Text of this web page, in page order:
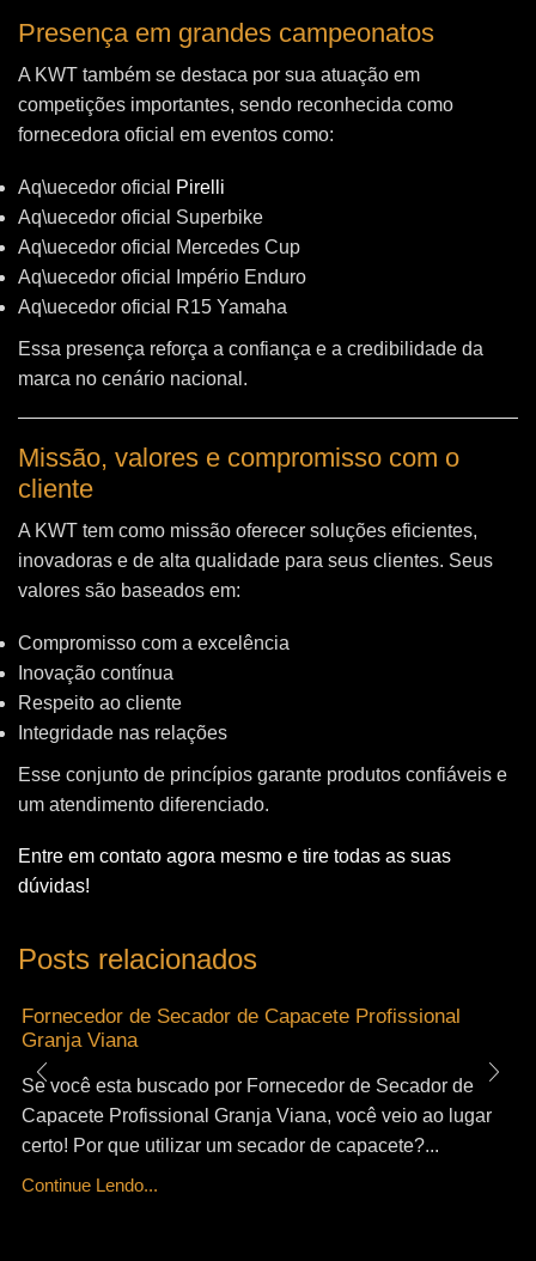
Presença em grandes campeonatos
A KWT também se destaca por sua atuação em
competições importantes, sendo reconhecida como
fornecedora oficial em eventos como:
Aq\uecedor oficial
Pirelli
Aq\uecedor oficial Superbike
Aq\uecedor oficial Mercedes Cup
Aq\uecedor oficial Império Enduro
Aq\uecedor oficial R15 Yamaha
Essa presença reforça a confiança e a credibilidade da
marca no cenário nacional.
Missão, valores e compromisso com o
cliente
A KWT tem como missão oferecer soluções eficientes,
inovadoras e de alta qualidade para seus clientes. Seus
valores são baseados em:
Compromisso com a excelência
Inovação contínua
Respeito ao cliente
Integridade nas relações
Esse conjunto de princípios garante produtos confiáveis e
um atendimento diferenciado.
Entre em contato agora mesmo e tire todas as suas
dúvidas!
Posts relacionados
Fornecedor de Secador de Capacete Profissional
Granja Viana
Se você esta buscado por Fornecedor de Secador de
Capacete Profissional Granja Viana, você veio ao lugar
certo! Por que utilizar um secador de capacete?...
Continue Lendo...